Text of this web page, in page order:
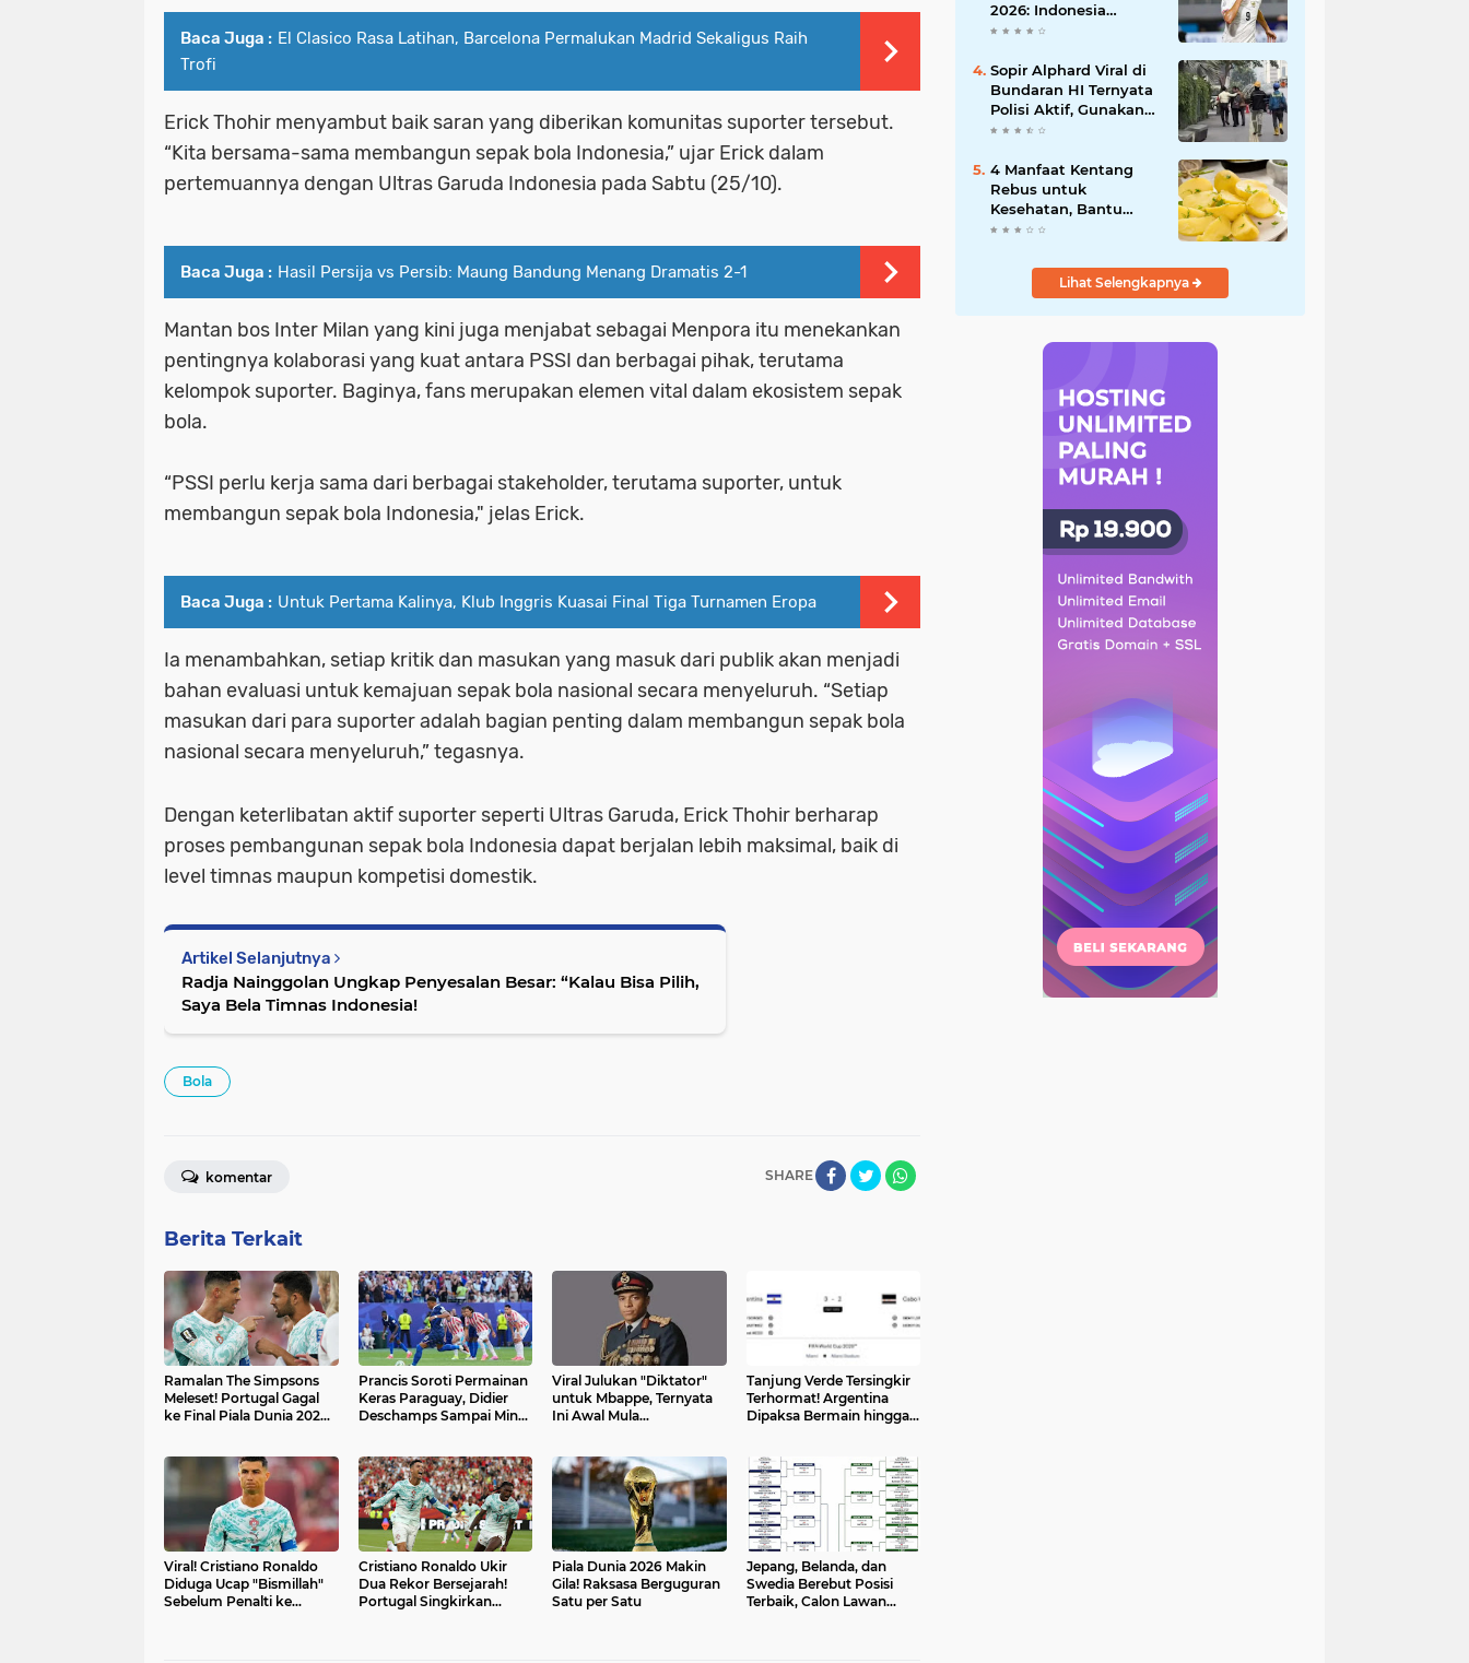
Baca Juga : El Clasico Rasa Latihan, Barcelona Permalukan Madrid Sekaligus Raih
Trofi
Erick Thohir menyambut baik saran yang diberikan komunitas suporter tersebut.
“Kita bersama-sama membangun sepak bola Indonesia,” ujar Erick dalam
pertemuannya dengan Ultras Garuda Indonesia pada Sabtu (25/10).
Baca Juga : Hasil Persija vs Persib: Maung Bandung Menang Dramatis 2-1
Mantan bos Inter Milan yang kini juga menjabat sebagai Menpora itu menekankan
pentingnya kolaborasi yang kuat antara PSSI dan berbagai pihak, terutama
kelompok suporter. Baginya, fans merupakan elemen vital dalam ekosistem sepak
bola.
“PSSI perlu kerja sama dari berbagai stakeholder, terutama suporter, untuk
membangun sepak bola Indonesia," jelas Erick.
Baca Juga : Untuk Pertama Kalinya, Klub Inggris Kuasai Final Tiga Turnamen Eropa
Ia menambahkan, setiap kritik dan masukan yang masuk dari publik akan menjadi
bahan evaluasi untuk kemajuan sepak bola nasional secara menyeluruh. “Setiap
masukan dari para suporter adalah bagian penting dalam membangun sepak bola
nasional secara menyeluruh,” tegasnya.
Dengan keterlibatan aktif suporter seperti Ultras Garuda, Erick Thohir berharap
proses pembangunan sepak bola Indonesia dapat berjalan lebih maksimal, baik di
level timnas maupun kompetisi domestik.
Artikel Selanjutnya
Radja Nainggolan Ungkap Penyesalan Besar: “Kalau Bisa Pilih,
Saya Bela Timnas Indonesia!
Bola
SHARE
komentar
Berita Terkait
Ramalan The Simpsons
Meleset! Portugal Gagal
ke Final Piala Dunia 2026
Prancis Soroti Permainan
Keras Paraguay, Didier
Deschamps Sampai Minta
Viral Julukan "Diktator"
untuk Mbappe, Ternyata
Ini Awal Mula
Tanjung Verde Tersingkir
Terhormat! Argentina
Dipaksa Bermain hingga
Viral! Cristiano Ronaldo
Diduga Ucap "Bismillah"
Sebelum Penalti ke
Cristiano Ronaldo Ukir
Dua Rekor Bersejarah!
Portugal Singkirkan
Piala Dunia 2026 Makin
Gila! Raksasa Berguguran
Satu per Satu
Jepang, Belanda, dan
Swedia Berebut Posisi
Terbaik, Calon Lawan
2026: Indonesia
Menang 5-1, Mitchell
Puncaki Top Skor
Sopir Alphard Viral di
Bundaran HI Ternyata
Polisi Aktif, Gunakan
Pelat Palsu dan Kena
4 Manfaat Kentang
Rebus untuk
Kesehatan, Bantu
Turunkan Berat Badan
Pencernaan
Lihat Selengkapnya